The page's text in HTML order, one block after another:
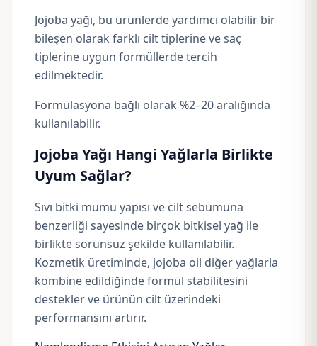
Jojoba yağı, bu ürünlerde yardımcı olabilir bir
bileşen olarak farklı cilt tiplerine ve saç
tiplerine uygun formüllerde tercih
edilmektedir.
Formülasyona bağlı olarak %2–20 aralığında
kullanılabilir.
Jojoba Yağı Hangi Yağlarla Birlikte
Uyum Sağlar?
Sıvı bitki mumu yapısı ve cilt sebumuna
benzerliği sayesinde birçok bitkisel yağ ile
birlikte sorunsuz şekilde kullanılabilir.
Kozmetik üretiminde, jojoba oil diğer yağlarla
kombine edildiğinde formül stabilitesini
destekler ve ürünün cilt üzerindeki
performansını artırır.